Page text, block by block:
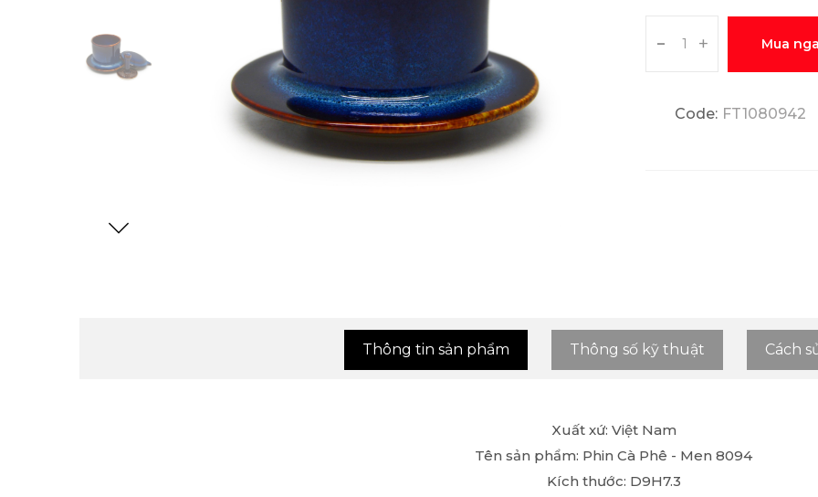
- + Mua
Code: FT1080942
Thông tin sản phẩm Thông số kỹ thuật Cách
Xuất xứ: Việt Nam
Tên sản phẩm: Phin Cà Phê - Men 8094
Kích thước: D9H7.3